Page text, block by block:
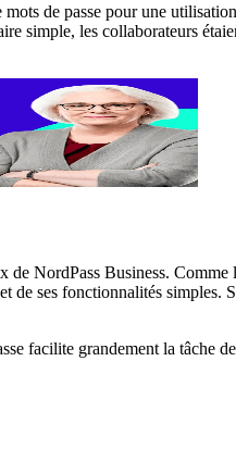
de passe pour une
simple, les collaborateurs
NordPass Business.
ses fonctionnalités
facilite grandement la tâche